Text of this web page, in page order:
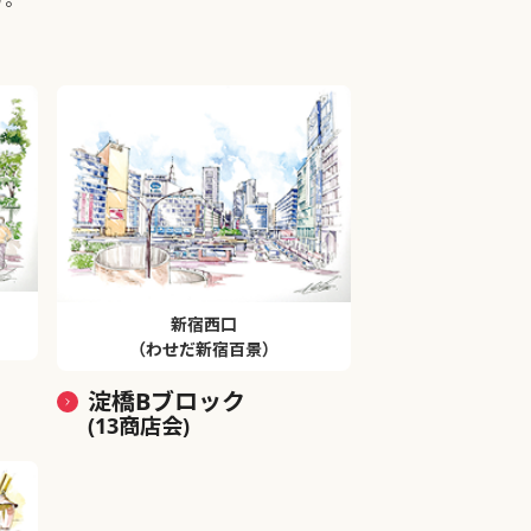
新宿西口
（わせだ新宿百景）
淀橋Bブロック
(13商店会)